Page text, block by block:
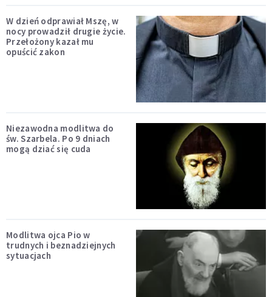
W dzień odprawiał Mszę, w
nocy prowadził drugie życie.
Przełożony kazał mu
opuścić zakon
Niezawodna modlitwa do
św. Szarbela. Po 9 dniach
mogą dziać się cuda
Modlitwa ojca Pio w
trudnych i beznadziejnych
sytuacjach